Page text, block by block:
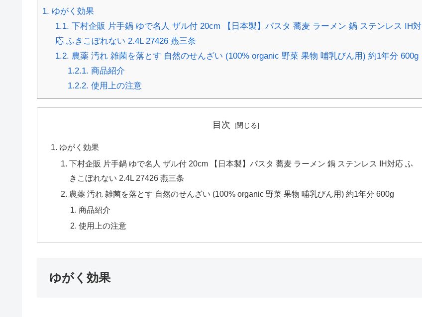
1. ゆがく効果
1.1. 下村企販 片手鍋 ゆで名人 ザル付 20cm 【日本製】パスタ 蕎麦 ラーメン 鍋 ステンレス IH対
応 ふきこぼれない 2.4L 27426 燕三条
1.2. 農薬 汚れ 雑菌を落とす 自然のせんざい (100% organic 野菜 果物 哺乳びん用) 約1年分 600g
1.2.1. 商品紹介
1.2.2. 使用上の注意
目次
ゆがく効果
下村企販 片手鍋 ゆで名人 ザル付 20cm 【日本製】パスタ 蕎麦 ラーメン 鍋 ステンレス IH対応 ふ
きこぼれない 2.4L 27426 燕三条
農薬 汚れ 雑菌を落とす 自然のせんざい (100% organic 野菜 果物 哺乳びん用) 約1年分 600g
商品紹介
使用上の注意
ゆがく効果